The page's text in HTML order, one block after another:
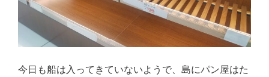
今日も船は入ってきていないようで、島にパン屋はた